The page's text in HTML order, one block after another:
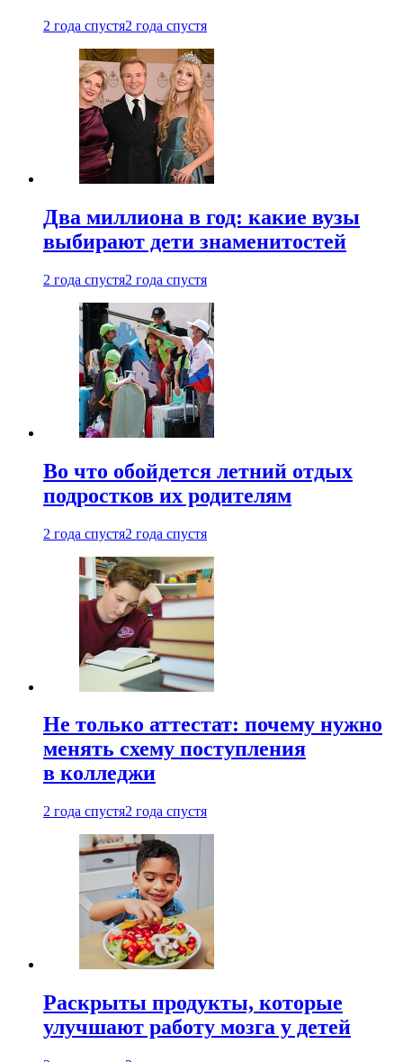
2 года спустя2 года спустя
Два миллиона в год: какие вузы
выбирают дети знаменитостей
2 года спустя2 года спустя
Во что обойдется летний отдых
подростков их родителям
2 года спустя2 года спустя
Не только аттестат: почему нужно
менять схему поступления
в колледжи
2 года спустя2 года спустя
Раскрыты продукты, которые
улучшают работу мозга у детей